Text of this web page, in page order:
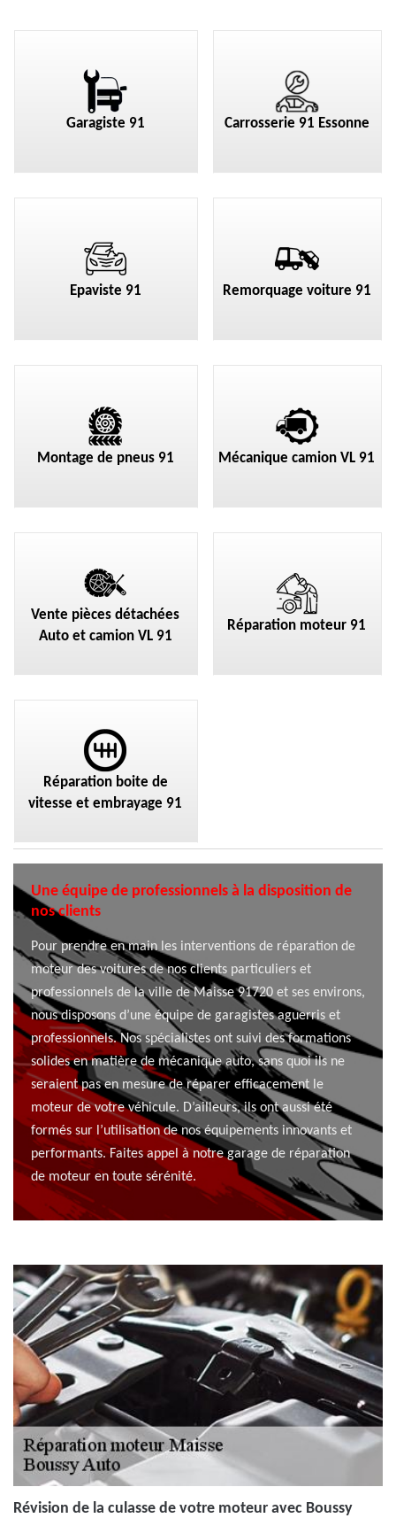
Garagiste 91 Carrosserie 91 Essonne
Epaviste 91 Remorquage voiture 91
Montage de pneus 91 Mécanique camion VL 91
Vente pièces détachées
Auto et camion VL 91
Réparation moteur 91
Réparation boite de
vitesse et embrayage 91
Une équipe de professionnels à la disposition de
nos clients
Pour prendre en main les interventions de réparation de
moteur des voitures de nos clients particuliers et
professionnels de la ville de Maisse 91720 et ses environs,
nous disposons d’une équipe de garagistes aguerris et
professionnels. Nos spécialistes ont suivi des formations
solides en matière de mécanique auto, sans quoi ils ne
seraient pas en mesure de réparer efficacement le
moteur de votre véhicule. D’ailleurs, ils ont aussi été
formés sur l’utilisation de nos équipements innovants et
performants. Faites appel à notre garage de réparation
de moteur en toute sérénité.
Révision de la culasse de votre moteur avec Boussy